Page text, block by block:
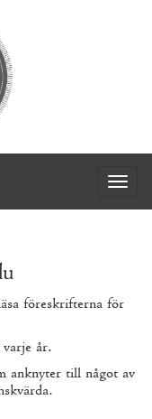
föreskrifterna för
år.
anknyter till något av